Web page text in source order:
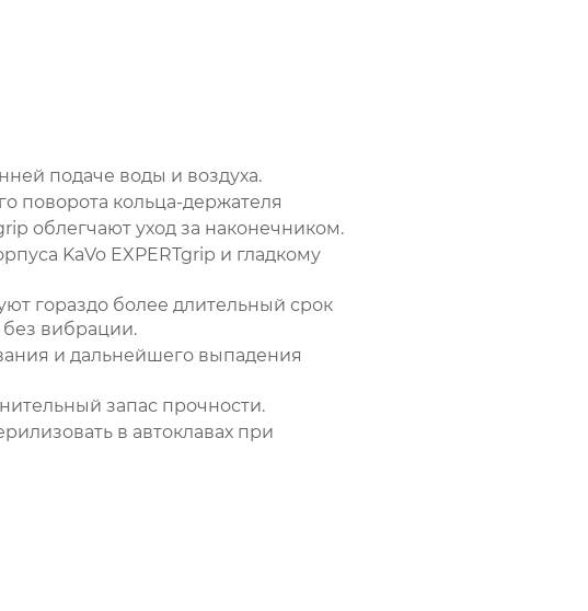
подаче воды и воздуха.
поворота кольца-держателя
облегчают уход за наконечником.
KaVo EXPERTgrip и гладкому
гораздо более длительный срок
вибрации.
и дальнейшего выпадения
запас прочности.
в автоклавах при